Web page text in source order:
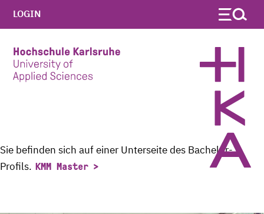
LOGIN
Sie befinden sich auf einer Unterseite des Bachelor-
Profils. KMM Master